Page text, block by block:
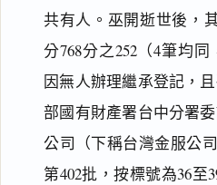
共有人。巫開逝世後，
分768分之252（4筆均
因無人辦理繼承登記，
部國有財產署台中分署
公司（下稱台灣金服公
第402批，按標號為36